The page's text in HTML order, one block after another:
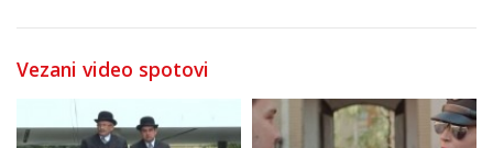
Vezani video spotovi